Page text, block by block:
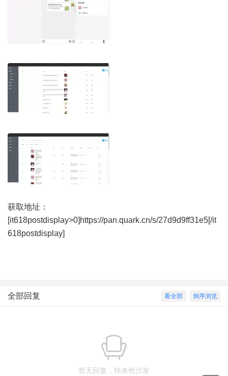
获取地址：
[it618postdisplay>0]https://pan.quark.cn/s/27d9d9ff31e5[/it
618postdisplay]
倒序浏览
看全部
全部回复
暂无回复，快来抢沙发